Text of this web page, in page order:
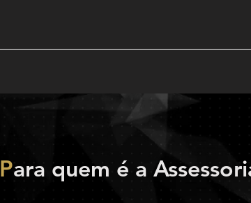
Para quem é a